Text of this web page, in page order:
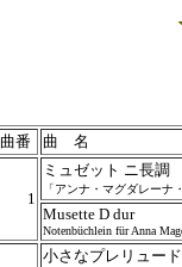
曲番 曲 名
1
ミュゼット ニ長調
「アンナ・マグダレーナ
Musette D dur
Notenbüchlein für Anna
小さなプレリュー